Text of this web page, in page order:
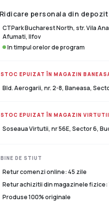
Ridicare personala din depozit
CTPark Bucharest North, str. Vila
Afumati, Ilfov
In timpul orelor de program
STOC EPUIZAT ÎN MAGAZIN
Bld. Aerogarii, nr. 2-8, Baneasa,
STOC EPUIZAT ÎN MAGAZIN VIRTUTII
Soseaua Virtutii, nr 56E, Sector 6,
BINE DE STIUT
Retur comenzi online: 45 zile
Retur achizitii din magazinele fizice:
Produse 100% originale